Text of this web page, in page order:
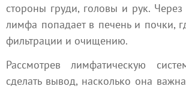
стороны груди, головы и рук. Через
лимфа попадает в печень и почки,
фильтрации и очищению.
Рассмотрев лимфатическую
сделать вывод, насколько она